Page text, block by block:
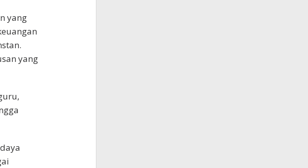
yang
yang